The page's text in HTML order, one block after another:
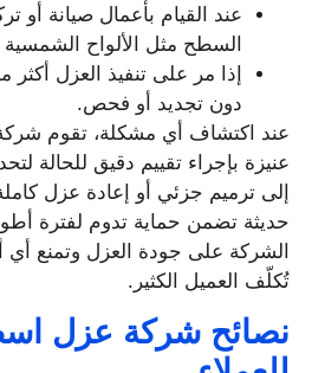
عند القيام بأعمال صيانة أو
السطح مثل الألواح الشمسية
إذا مر على تنفيذ العزل
دون تجديد أو فحص.
عند اكتشاف أي مشكلة، تقوم
عنيزة بإجراء تقييم دقيق للحالة
إلى ترميم جزئي أو إعادة عزل
حديثة تضمن حماية تدوم لفترة
الشركة على جودة العزل وتمنع أي
تُكلّف العميل الكثير.
نصائح شركة عزل